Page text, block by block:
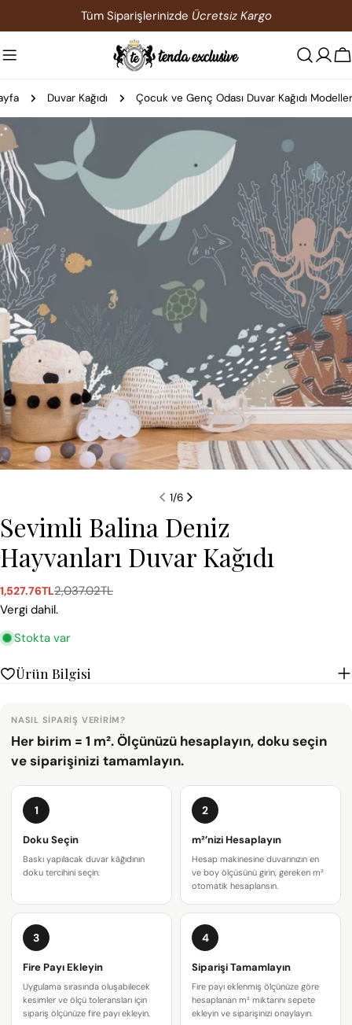
atla
Tüm Siparişlerinizde Ücretsiz Kargo
Duvar Kağıdı Çocuk ve Genç Odası Duvar Kağıdı
Ürün
bilgilerine
atla
medyasını modda açın
1/6
Sevimli Balina Deniz
Hayvanları Duvar Kağıdı
Satış
ücreti
1,527.76TL
Normal
fiyat
2,037.02TL
Vergi dahil.
Stokta var
Ürün Bilgisi
NASIL SIPARIŞ VERIRIM?
Her birim = 1 m². Ölçünüzü hesaplayın, doku seçin
ve siparişinizi tamamlayın.
1
Doku Seçin
Baskı yapılacak duvar kâğıdının
doku tercihini seçin.
2
m²’nizi Hesaplayın
Hesap makinesine duvarınızın en
ve boy ölçüsünü girin, gereken m²
otomatik hesaplansın.
3
Fire Payı Ekleyin
Uygulama sırasında oluşabilecek
kesimler ve ölçü toleransları için
sipariş ölçünüze fire payı ekleyin.
4
Siparişi Tamamlayın
Fire payı eklenmiş ölçünüze göre
hesaplanan m² miktarını sepete
ekleyin ve siparişinizi onaylayın.
Bir soru sor
Adınız